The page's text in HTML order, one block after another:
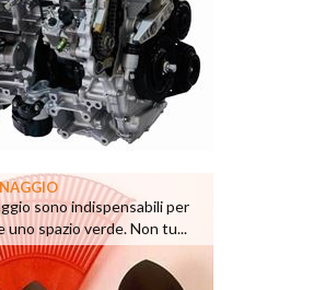
sono indispensabili per
spazio verde. Non tu...